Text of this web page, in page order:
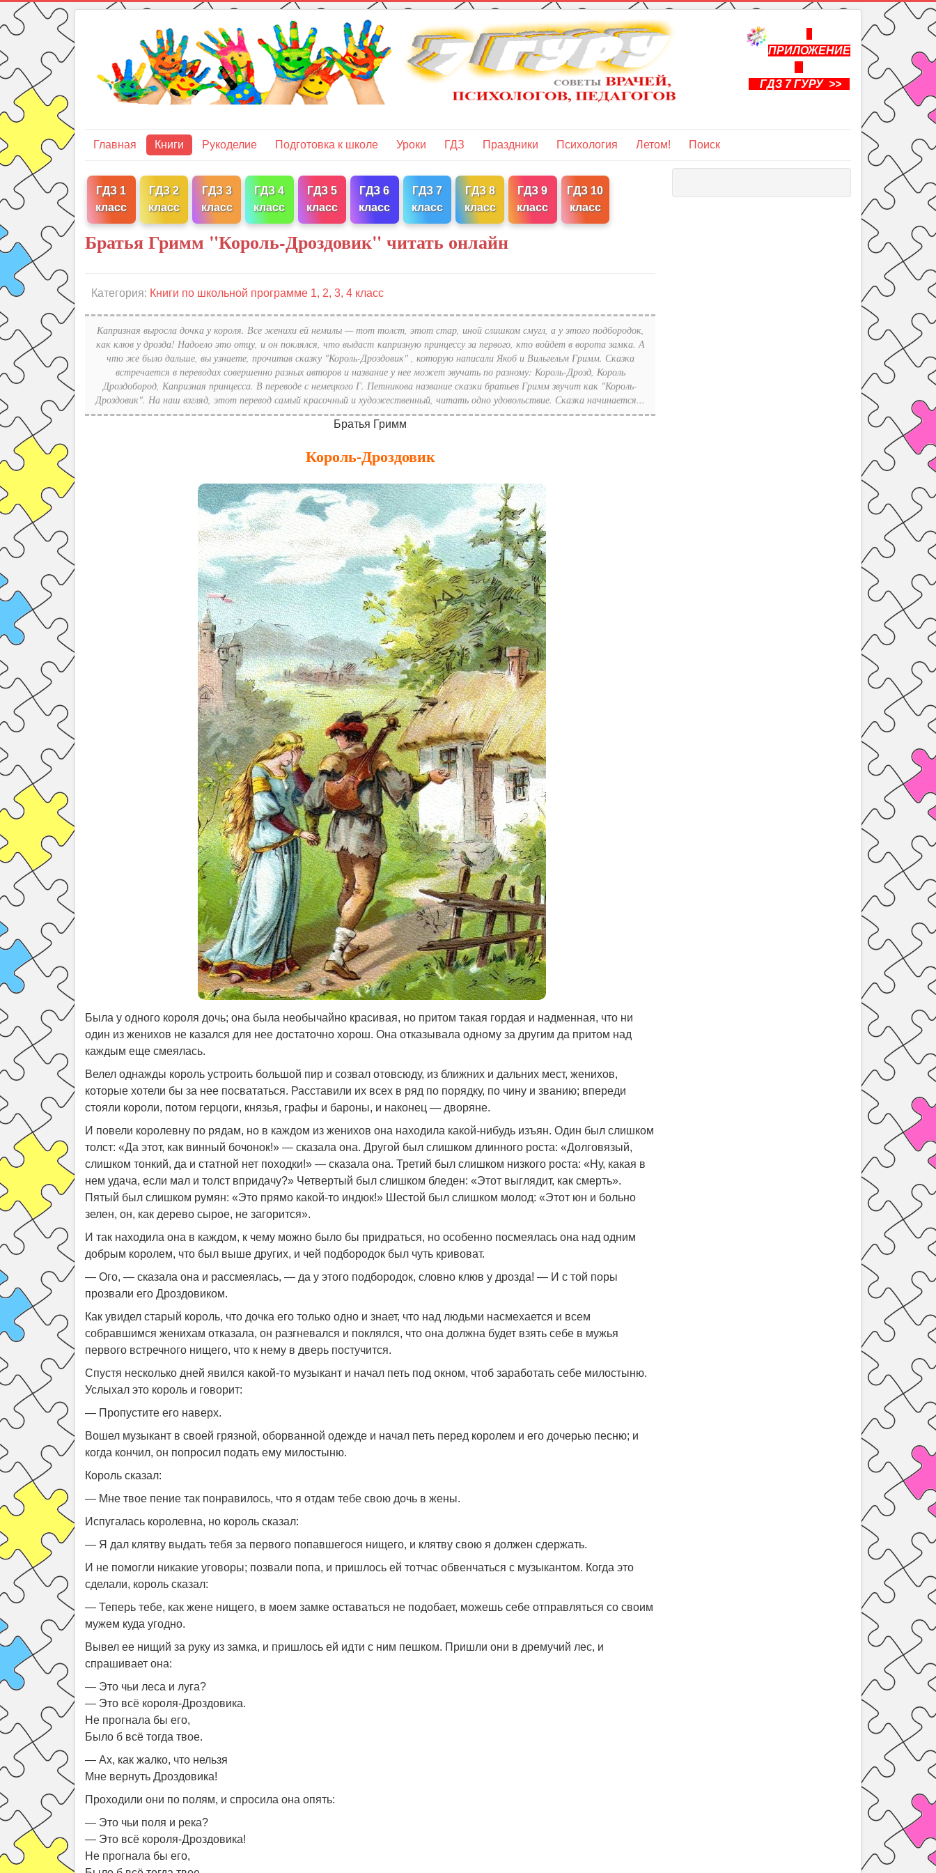
ПРИЛОЖЕНИЕ
ГДЗ 7 ГУРУ >>
Главная Книги Рукоделие Подготовка к школе Уроки ГДЗ Праздники Психология Летом! Поиск
ГДЗ 1
класс
ГДЗ 2
класс
ГДЗ 3
класс
ГДЗ 4
класс
ГДЗ 5
класс
ГДЗ 6
класс
ГДЗ 7
класс
ГДЗ 8
класс
ГДЗ 9
класс
ГДЗ 10
класс
Братья Гримм "Король-Дроздовик" читать онлайн
Категория: Книги по школьной программе 1, 2, 3, 4 класс
Капризная выросла дочка у короля. Все женихи ей немилы — тот толст, этот стар, иной слишком смугл, а у этого подбородок,
как клюв у дрозда! Надоело это отцу, и он поклялся, что выдаст капризную принцессу за первого, кто войдет в ворота замка. А
что же было дальше, вы узнаете, прочитав сказку "Король-Дроздовик" , которую написали Якоб и Вильгельм Гримм. Сказка
встречается в переводах совершенно разных авторов и название у нее может звучать по разному: Король-Дрозд, Король
Дроздобород, Капризная принцесса. В переводе с немецкого Г. Петникова название сказки братьев Гримм звучит как "Король-
Дроздовик". На наш взгляд, этот перевод самый красочный и художественный, читать одно удовольствие. Сказка начинается...
Братья Гримм
Король-Дроздовик
Была у одного короля дочь; она была необычайно красивая, но притом такая гордая и надменная, что ни
один из женихов не казался для нее достаточно хорош. Она отказывала одному за другим да притом над
каждым еще смеялась.
Велел однажды король устроить большой пир и созвал отовсюду, из ближних и дальних мест, женихов,
которые хотели бы за нее посвататься. Расставили их всех в ряд по порядку, по чину и званию; впереди
стояли короли, потом герцоги, князья, графы и бароны, и наконец — дворяне.
И повели королевну по рядам, но в каждом из женихов она находила какой-нибудь изъян. Один был слишком
толст: «Да этот, как винный бочонок!» — сказала она. Другой был слишком длинного роста: «Долговязый,
слишком тонкий, да и статной нет походки!» — сказала она. Третий был слишком низкого роста: «Ну, какая в
нем удача, если мал и толст впридачу?» Четвертый был слишком бледен: «Этот выглядит, как смерть».
Пятый был слишком румян: «Это прямо какой-то индюк!» Шестой был слишком молод: «Этот юн и больно
зелен, он, как дерево сырое, не загорится».
И так находила она в каждом, к чему можно было бы придраться, но особенно посмеялась она над одним
добрым королем, что был выше других, и чей подбородок был чуть кривоват.
— Ого, — сказала она и рассмеялась, — да у этого подбородок, словно клюв у дрозда! — И с той поры
прозвали его Дроздовиком.
Как увидел старый король, что дочка его только одно и знает, что над людьми насмехается и всем
собравшимся женихам отказала, он разгневался и поклялся, что она должна будет взять себе в мужья
первого встречного нищего, что к нему в дверь постучится.
Спустя несколько дней явился какой-то музыкант и начал петь под окном, чтоб заработать себе милостыню.
Услыхал это король и говорит:
— Пропустите его наверх.
Вошел музыкант в своей грязной, оборванной одежде и начал петь перед королем и его дочерью песню; и
когда кончил, он попросил подать ему милостыню.
Король сказал:
— Мне твое пение так понравилось, что я отдам тебе свою дочь в жены.
Испугалась королевна, но король сказал:
— Я дал клятву выдать тебя за первого попавшегося нищего, и клятву свою я должен сдержать.
И не помогли никакие уговоры; позвали попа, и пришлось ей тотчас обвенчаться с музыкантом. Когда это
сделали, король сказал:
— Теперь тебе, как жене нищего, в моем замке оставаться не подобает, можешь себе отправляться со своим
мужем куда угодно.
Вывел ее нищий за руку из замка, и пришлось ей идти с ним пешком. Пришли они в дремучий лес, и
спрашивает она:
— Это чьи леса и луга?
— Это всё короля-Дроздовика.
Не прогнала бы его,
Было б всё тогда твое.
— Ах, как жалко, что нельзя
Мне вернуть Дроздовика!
Проходили они по полям, и спросила она опять:
— Это чьи поля и река?
— Это всё короля-Дроздовика!
Не прогнала бы его,